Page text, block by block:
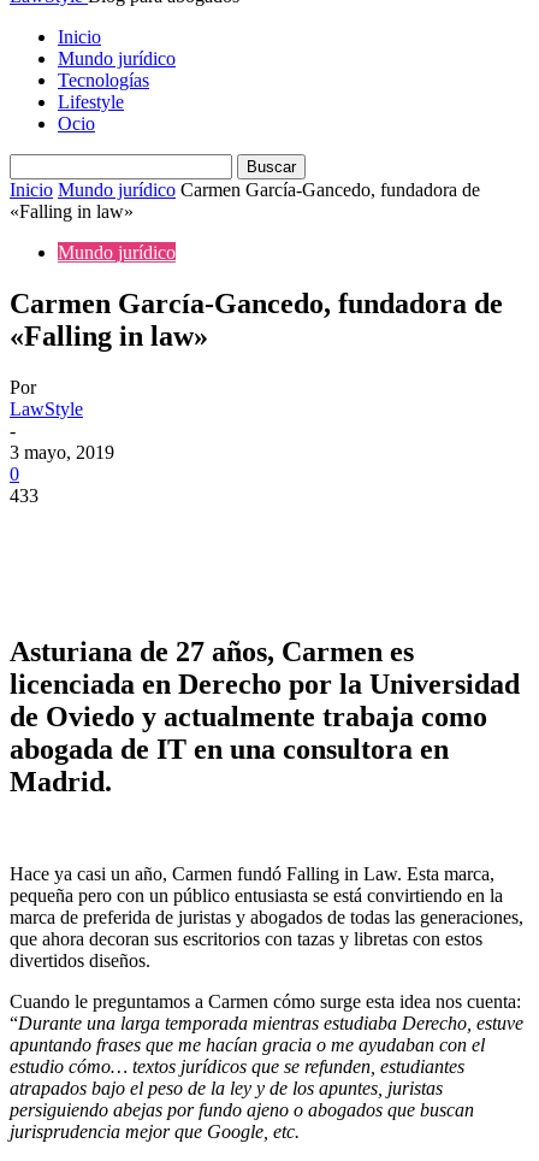
Inicio
Mundo jurídico
Tecnologías
Lifestyle
Ocio
Inicio Mundo jurídico Carmen García-Gancedo, fundadora de
«Falling in law»
Mundo jurídico
Carmen García-Gancedo, fundadora de
«Falling in law»
Por
LawStyle
-
3 mayo, 2019
0
433
Asturiana de 27 años, Carmen es
licenciada en Derecho por la Universidad
de Oviedo y actualmente trabaja como
abogada de IT en una consultora en
Madrid.
Hace ya casi un año, Carmen fundó Falling in Law. Esta marca,
pequeña pero con un público entusiasta se está convirtiendo en la
marca de preferida de juristas y abogados de todas las generaciones,
que ahora decoran sus escritorios con tazas y libretas con estos
divertidos diseños.
Cuando le preguntamos a Carmen cómo surge esta idea nos cuenta:
“Durante una larga temporada mientras estudiaba Derecho, estuve
apuntando frases que me hacían gracia o me ayudaban con el
estudio cómo… textos jurídicos que se refunden, estudiantes
atrapados bajo el peso de la ley y de los apuntes, juristas
persiguiendo abejas por fundo ajeno o abogados que buscan
jurisprudencia mejor que Google, etc.